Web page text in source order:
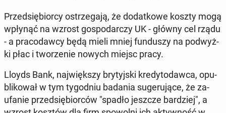
Przed­się­bior­cy ostrze­ga­ją, że do­dat­ko­we koszty mogą
wpłynąć na wzrost go­spo­dar­czy UK - główny cel rządu
- a pra­co­daw­cy będą mieli mniej fun­du­szy na pod­wyż­
ki płac i two­rze­nie nowych miejsc pracy.
Lloyds Bank, naj­więk­szy bry­tyj­ski kre­dy­to­daw­ca, opu­
bli­ko­wał w tym ty­go­dniu badania su­ge­ru­ją­ce, że za­
ufa­nie przed­się­bior­ców "spadło jeszcze bar­dziej", a